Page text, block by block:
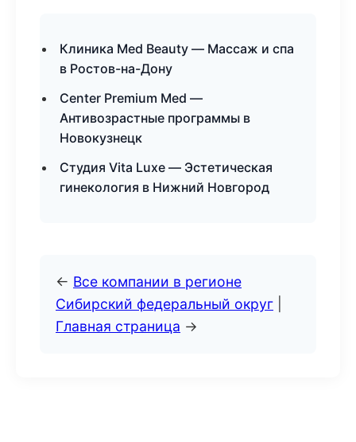
Клиника Med Beauty — Массаж и спа
в Ростов-на-Дону
Center Premium Med —
Антивозрастные программы в
Новокузнецк
Студия Vita Luxe — Эстетическая
гинекология в Нижний Новгород
← Все компании в регионе
Сибирский федеральный округ
Главная страница →